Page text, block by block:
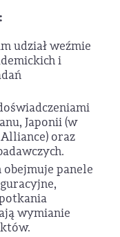
udział weźmie
i
Japonii (w
oraz
obejmuje panele
wymianie